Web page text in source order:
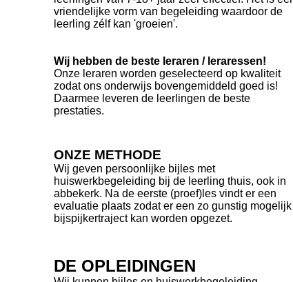
vriendelijke vorm van begeleiding waardoor de
leerling zélf kan 'groeien'.
Wij hebben de beste leraren / leraressen!
Onze leraren worden geselecteerd op kwaliteit
zodat ons onderwijs bovengemiddeld goed is!
Daarmee leveren de leerlingen de beste
prestaties.
ONZE METHODE
Wij geven persoonlijke bijles met
huiswerkbegeleiding bij de leerling thuis, ook in
abbekerk. Na de eerste (proef)les vindt er een
evaluatie plaats zodat er een zo gunstig mogelijk
bijspijkertraject kan worden opgezet.
DE OPLEIDINGEN